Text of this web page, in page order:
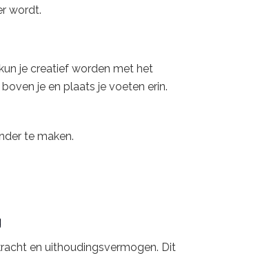
wordt.
je creatief worden met het
je en plaats je voeten erin.
te maken.
en uithoudingsvermogen. Dit